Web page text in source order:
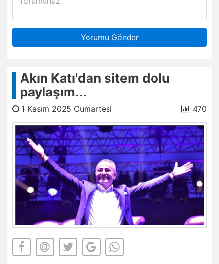
Yorumu Gönder
Akın Katı'dan sitem dolu
paylaşım...
1 Kasım 2025 Cumartesi 470